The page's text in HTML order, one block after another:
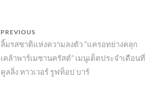
PREVIOUS
ลิ้มรสชาติแห่งความลงตัว “แครอทย่างคลุก
เคล้าพาร์เมซานครัสต์” เมนูเด็ดประจำเดือนที่
คูลลิ่ง ทาวเวอร์ รูฟท็อป บาร์